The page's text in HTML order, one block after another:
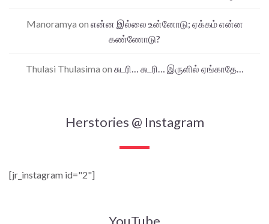
Manoramya on என்ன இல்லை உன்னோடு; ஏக்கம் என்ன
கண்ணோடு?
Thulasi Thulasima on சுடரி… சுடரி… இருளில் ஏங்காதே…
Herstories @ Instagram
[jr_instagram id="2"]
YouTube